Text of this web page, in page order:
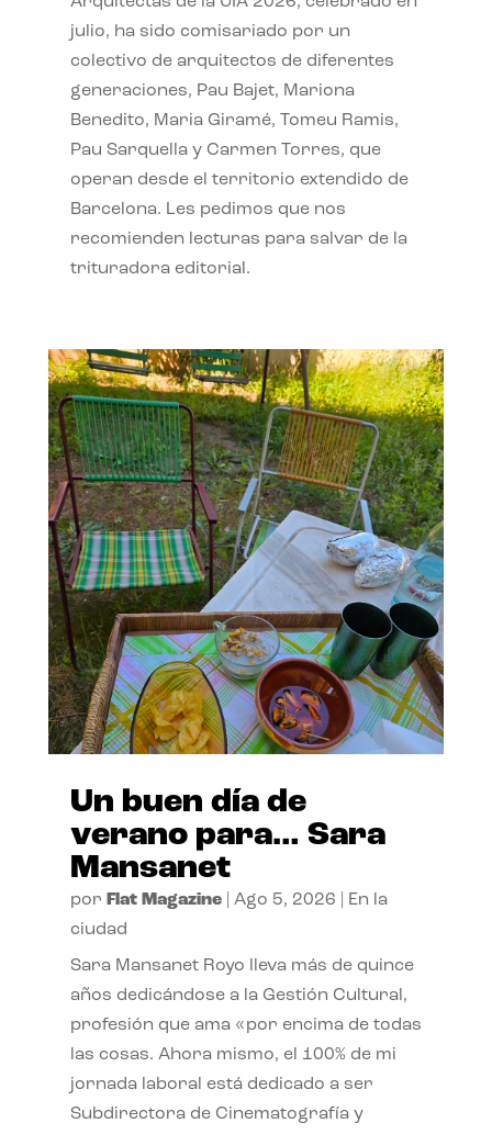
julio, ha sido comisariado por un
colectivo de arquitectos de diferentes
generaciones, Pau Bajet, Mariona
Benedito, Maria Giramé, Tomeu Ramis,
Pau Sarquella y Carmen Torres, que
operan desde el territorio extendido de
Barcelona. Les pedimos que nos
recomienden lecturas para salvar de la
trituradora editorial.
Un buen día de
verano para… Sara
Mansanet
por Flat Magazine| Ago 5, 2026
En la
ciudad
Sara Mansanet Royo lleva más de quince
años dedicándose a la Gestión Cultural,
profesión que ama «por encima de todas
las cosas. Ahora mismo, el 100% de mi
jornada laboral está dedicado a ser
Subdirectora de Cinematografía y